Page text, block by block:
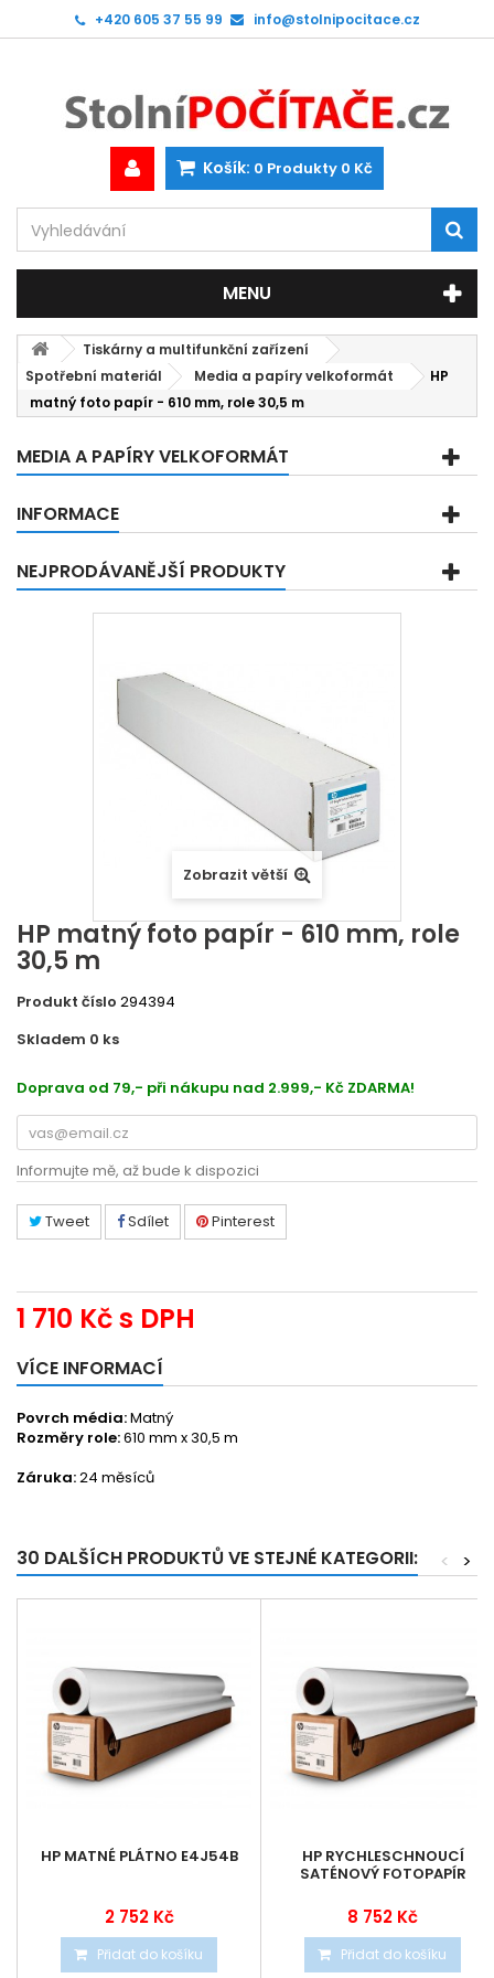
+420 605 37 55 99 info@stolnipocitace.cz
Košík: 0 Produkty 0 Kč
MENU
Tiskárny a multifunkční zařízení
Spotřební materiál
Media a papíry velkoformát
HP
matný foto papír - 610 mm, role 30,5 m
MEDIA A PAPÍRY VELKOFORMÁT
INFORMACE
NEJPRODÁVANĚJŠÍ PRODUKTY
Zobrazit větší
HP matný foto papír - 610 mm, role
30,5 m
Produkt číslo 294394
Skladem 0 ks
Doprava od 79,- při nákupu nad 2.999,- Kč ZDARMA!
Informujte mě, až bude k dispozici
Tweet Sdílet Pinterest
1 710 Kčs DPH
VÍCE INFORMACÍ
Povrch média:Matný
Rozměry role:610 mm x 30,5 m
Záruka:24 měsíců
30 DALŠÍCH PRODUKTŮ VE STEJNÉ KATEGORII: >
<
HP MATNÉ PLÁTNO E4J54B
2 752 Kč
Přidat do košíku
HP RYCHLESCHNOUCÍ
SATÉNOVÝ FOTOPAPÍR
8 752 Kč
Přidat do košíku